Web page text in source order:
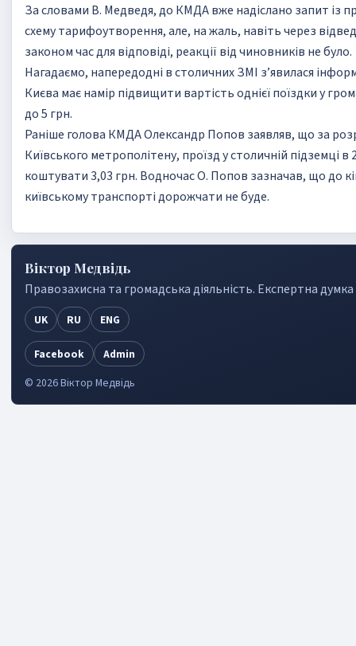
За словами В. Медведя, до КМДА вже надіслано запит із
схему тарифоутворення, але, на жаль, навіть через
законом час для відповіді, реакції від чиновників не було.
Нагадаємо, напередодні в столичних ЗМІ з’явилася
Києва має намір підвищити вартість однієї поїздки у
до 5 грн.
Раніше голова КМДА Олександр Попов заявляв, що за
Київського метрополітену, проїзд у столичній підземці в
коштувати 3,03 грн. Водночас О. Попов зазначав, що до
київському транспорті дорожчати не буде.
Віктор Медвідь
Правозахисна та громадська дiяльнiсть. Експертна
UK RU ENG
Facebook Admin
© 2026Віктор Медвідь